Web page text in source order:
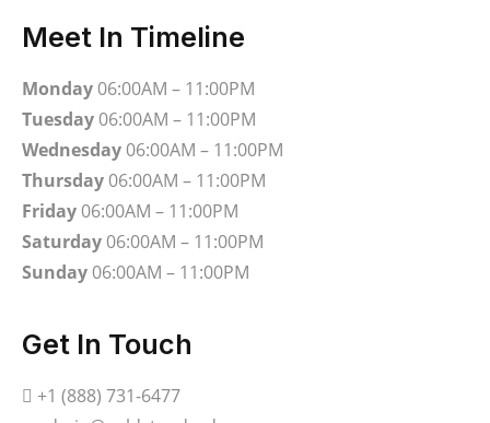
Meet In Timeline
Monday 06:00AM – 11:00PM
Tuesday 06:00AM – 11:00PM
Wednesday 06:00AM – 11:00PM
Thursday 06:00AM – 11:00PM
Friday 06:00AM – 11:00PM
Saturday 06:00AM – 11:00PM
Sunday 06:00AM – 11:00PM
Get In Touch
+1 (888) 731-6477